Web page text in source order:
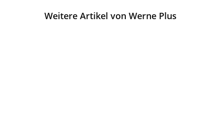
Weitere Artikel von Werne Plus